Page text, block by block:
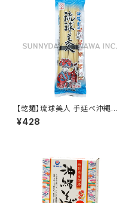
【乾麺】琉球美人 手延べ沖縄そ
ば そばだし付き サン食品
¥428